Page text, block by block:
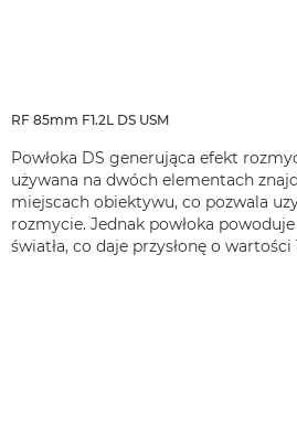
RF 85mm F1.2L DS USM
Powłoka DS generująca efekt
używana na dwóch elementach
miejscach obiektywu, co pozwala
rozmycie. Jednak powłoka
światła, co daje przysłonę o wartości